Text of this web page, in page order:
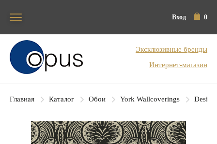
Вход 0
Блок поиска
Эксклюзивные бренды
Интернет-магазин
Главная Каталог Обои York Wallcoverings